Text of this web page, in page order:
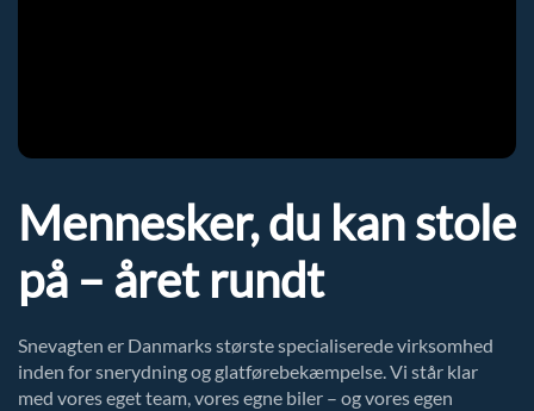
Mennesker, du kan stole
på – året rundt
Snevagten er Danmarks største specialiserede virksomhed
inden for snerydning og glatførebekæmpelse. Vi står klar
med vores eget team, vores egne biler – og vores egen